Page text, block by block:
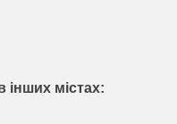
інших містах: